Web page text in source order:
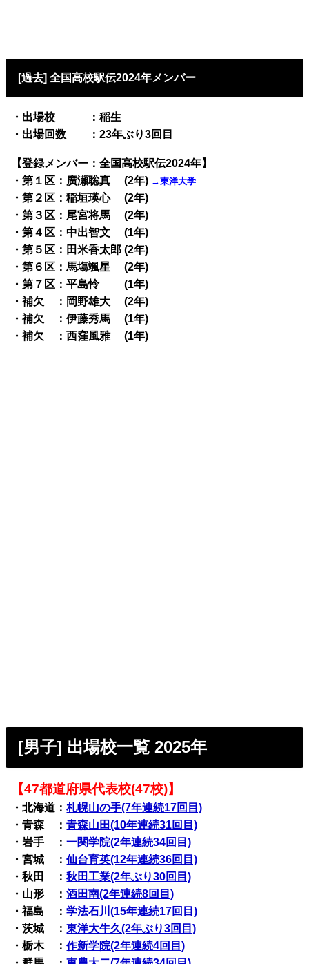
[過去] 全国高校駅伝2024年メンバー
・出場校 ：稲生
・出場回数 ：23年ぶり3回目
【登録メンバー：全国高校駅伝2024年】
・第１区：廣瀬聡真 (2年) →東洋大学
・第２区：稲垣瑛心 (2年)
・第３区：尾宮将馬 (2年)
・第４区：中出智文 (1年)
・第５区：田米香太郎 (2年)
・第６区：馬塲颯星 (2年)
・第７区：平島怜 (1年)
・補欠 ：岡野雄大 (2年)
・補欠 ：伊藤秀馬 (1年)
・補欠 ：西窪風雅 (1年)
[男子] 出場校一覧 2025年
【47都道府県代表校(47校)】
・北海道：札幌山の手(7年連続17回目)
・青森 ：青森山田(10年連続31回目)
・岩手 ：一関学院(2年連続34回目)
・宮城 ：仙台育英(12年連続36回目)
・秋田 ：秋田工業(2年ぶり30回目)
・山形 ：酒田南(2年連続8回目)
・福島 ：学法石川(15年連続17回目)
・茨城 ：東洋大牛久(2年ぶり3回目)
・栃木 ：作新学院(2年連続4回目)